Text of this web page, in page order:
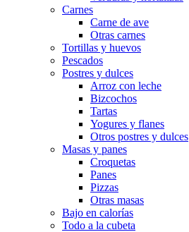
Carnes
Carne de ave
Otras carnes
Tortillas y huevos
Pescados
Postres y dulces
Arroz con leche
Bizcochos
Tartas
Yogures y flanes
Otros postres y dulces
Masas y panes
Croquetas
Panes
Pizzas
Otras masas
Bajo en calorías
Todo a la cubeta